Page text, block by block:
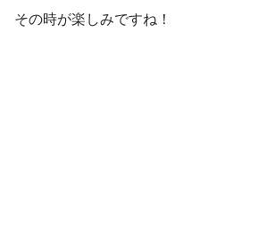
その時が楽しみですね！